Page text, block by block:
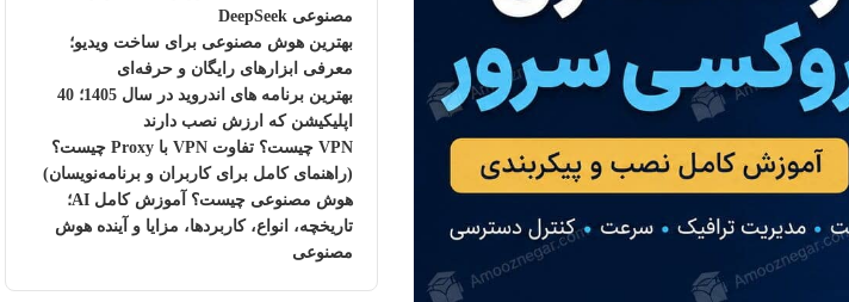
مصنوعی DeepSeek
بهترین هوش مصنوعی برای ساخت ویدیو؛
معرفی ابزارهای رایگان و حرفه‌ای
بهترین برنامه های اندروید در سال 1405؛ 40
اپلیکیشن که ارزش نصب دارند
VPN چیست؟ تفاوت VPN با Proxy چیست؟
(راهنمای کامل برای کاربران و برنامه‌نویسان)
هوش مصنوعی چیست؟ آموزش کامل AI؛
تاریخچه، انواع، کاربردها، مزایا و آینده هوش
مصنوعی